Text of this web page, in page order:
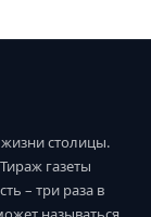
столицы.
газеты
– три раза в